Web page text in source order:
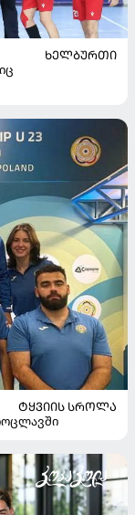
ᲮᲔᲚᲑᲣᲠᲗᲘ
ᲢᲧᲕᲘᲘᲡ ᲡᲠᲝᲚᲐ